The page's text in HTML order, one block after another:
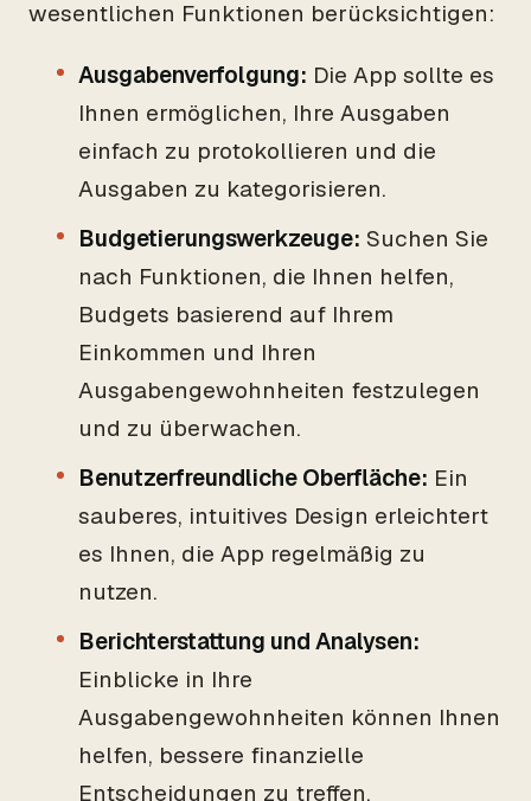
wesentlichen Funktionen berücksichtigen:
Ausgabenverfolgung: Die App sollte es
Ihnen ermöglichen, Ihre Ausgaben
einfach zu protokollieren und die
Ausgaben zu kategorisieren.
Budgetierungswerkzeuge: Suchen Sie
nach Funktionen, die Ihnen helfen,
Budgets basierend auf Ihrem
Einkommen und Ihren
Ausgabengewohnheiten festzulegen
und zu überwachen.
Benutzerfreundliche Oberfläche: Ein
sauberes, intuitives Design erleichtert
es Ihnen, die App regelmäßig zu
nutzen.
Berichterstattung und Analysen:
Einblicke in Ihre
Ausgabengewohnheiten können Ihnen
helfen, bessere finanzielle
Entscheidungen zu treffen.